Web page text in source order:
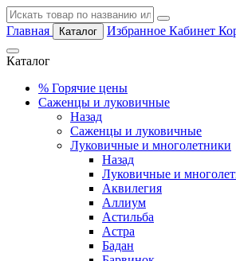
Главная Каталог Избранное Кабинет
Каталог
% Горячие цены
Саженцы и луковичные
Назад
Саженцы и луковичные
Луковичные и многолетники
Назад
Луковичные и
Аквилегия
Аллиум
Астильба
Астра
Бадан